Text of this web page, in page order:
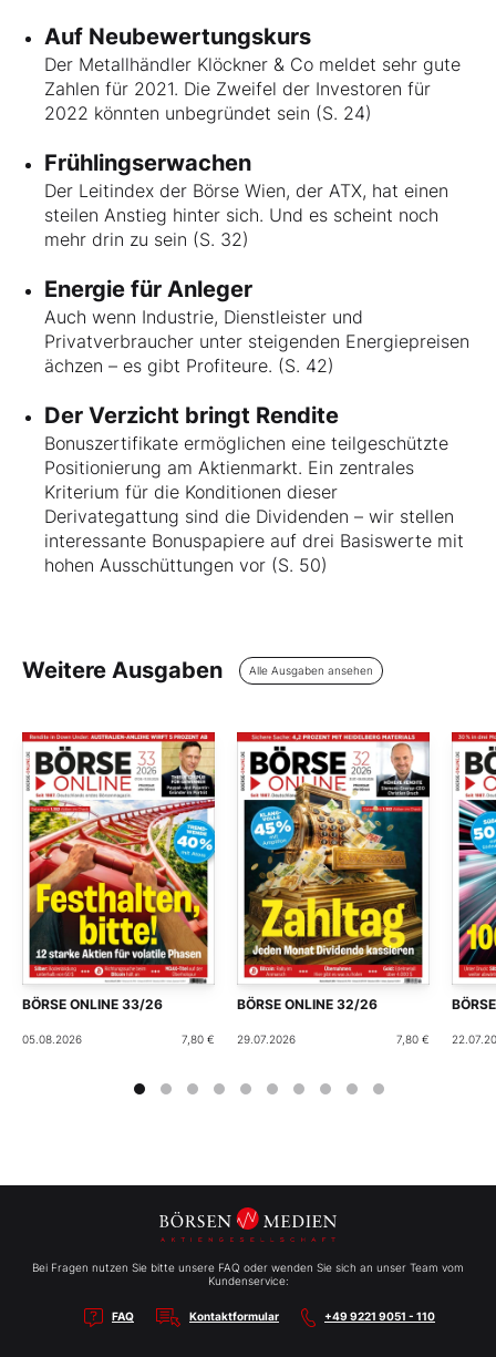
Auf Neubewertungskurs
Der Metallhändler Klöckner & Co meldet sehr gute
Zahlen für 2021. Die Zweifel der Investoren für
2022 könnten unbegründet sein (S. 24)
Frühlingserwachen
Der Leitindex der Börse Wien, der ATX, hat einen
steilen Anstieg hinter sich. Und es scheint noch
mehr drin zu sein (S. 32)
Energie für Anleger
Auch wenn Industrie, Dienstleister und
Privatverbraucher unter steigenden Energiepreisen
ächzen – es gibt Profiteure. (S. 42)
Der Verzicht bringt Rendite
Bonuszertifikate ermöglichen eine teilgeschützte
Positionierung am Aktienmarkt. Ein zentrales
Kriterium für die Konditionen dieser
Derivategattung sind die Dividenden – wir stellen
interessante Bonuspapiere auf drei Basiswerte mit
hohen Ausschüttungen vor (S. 50)
Weitere Ausgaben Alle Ausgaben ansehen
BÖRSE ONLINE 33/26
05.08.2026 7,80 €
BÖRSE ONLINE 32/26
29.07.2026 7,80 €
Bei Fragen nutzen Sie bitte unsere FAQ oder wenden Sie sich an unser Team vom
Kundenservice:
FAQ Kontaktformular +49 9221 9051 - 110